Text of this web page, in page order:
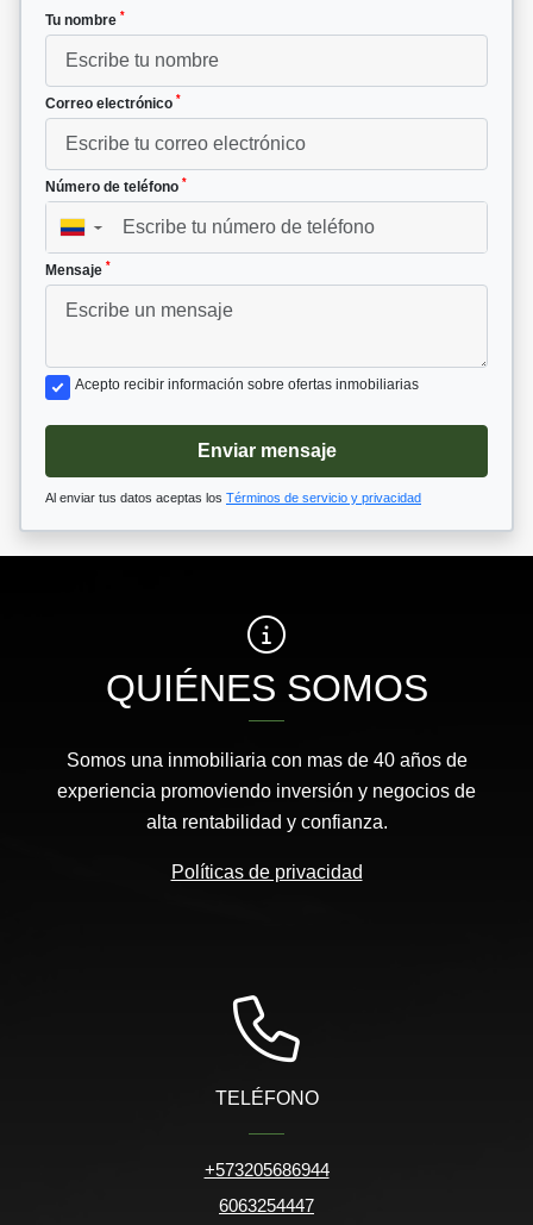
Tu nombre *
Correo electrónico *
Número de teléfono *
▼
Mensaje *
Acepto recibir información sobre ofertas inmobiliarias
Enviar mensaje
Al enviar tus datos aceptas los Términos de servicio y privacidad
QUIÉNES SOMOS
Somos una inmobiliaria con mas de 40 años de
experiencia promoviendo inversión y negocios de
alta rentabilidad y confianza.
Políticas de privacidad
TELÉFONO
+573205686944
6063254447